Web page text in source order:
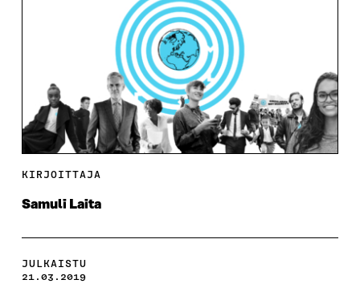
KIRJOITTAJA
Samuli Laita
JULKAISTU
21.03.2019